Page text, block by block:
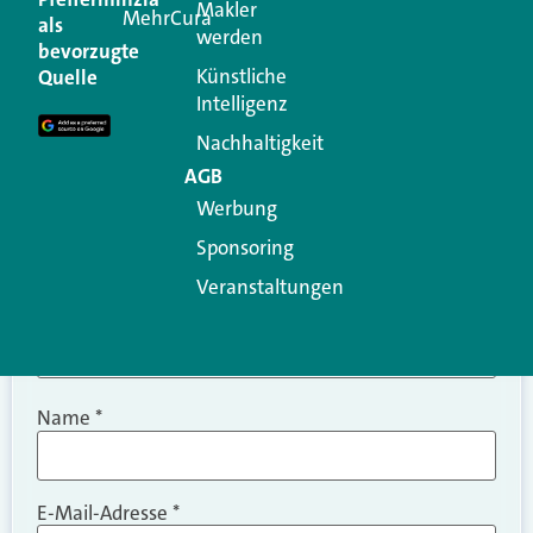
Ihre E-Mail-Adresse wird nicht veröffentlicht.
Erforderliche Felder sind mit
Kommentar
Name *
E-Mail-Adresse *
als
bevorzugte
Quelle
MehrCuraMakler
werden
Künstliche
Intelligenz
Nachhaltigkeit
AGB
Werbung
Sponsoring
Veranstaltungen